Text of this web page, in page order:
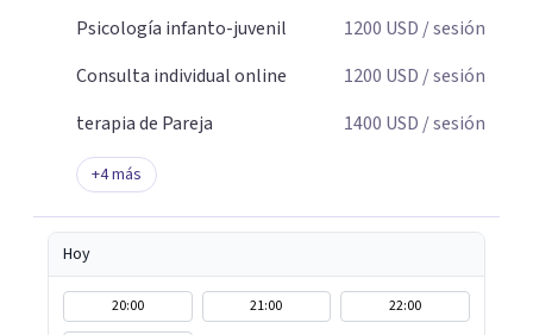
Psicología infanto-juvenil
1200 USD / sesión
Consulta individual online
1200 USD / sesión
terapia de Pareja
1400 USD / sesión
+4más
Hoy
20:00 21:00
22:00